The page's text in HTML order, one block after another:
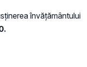
învățământului